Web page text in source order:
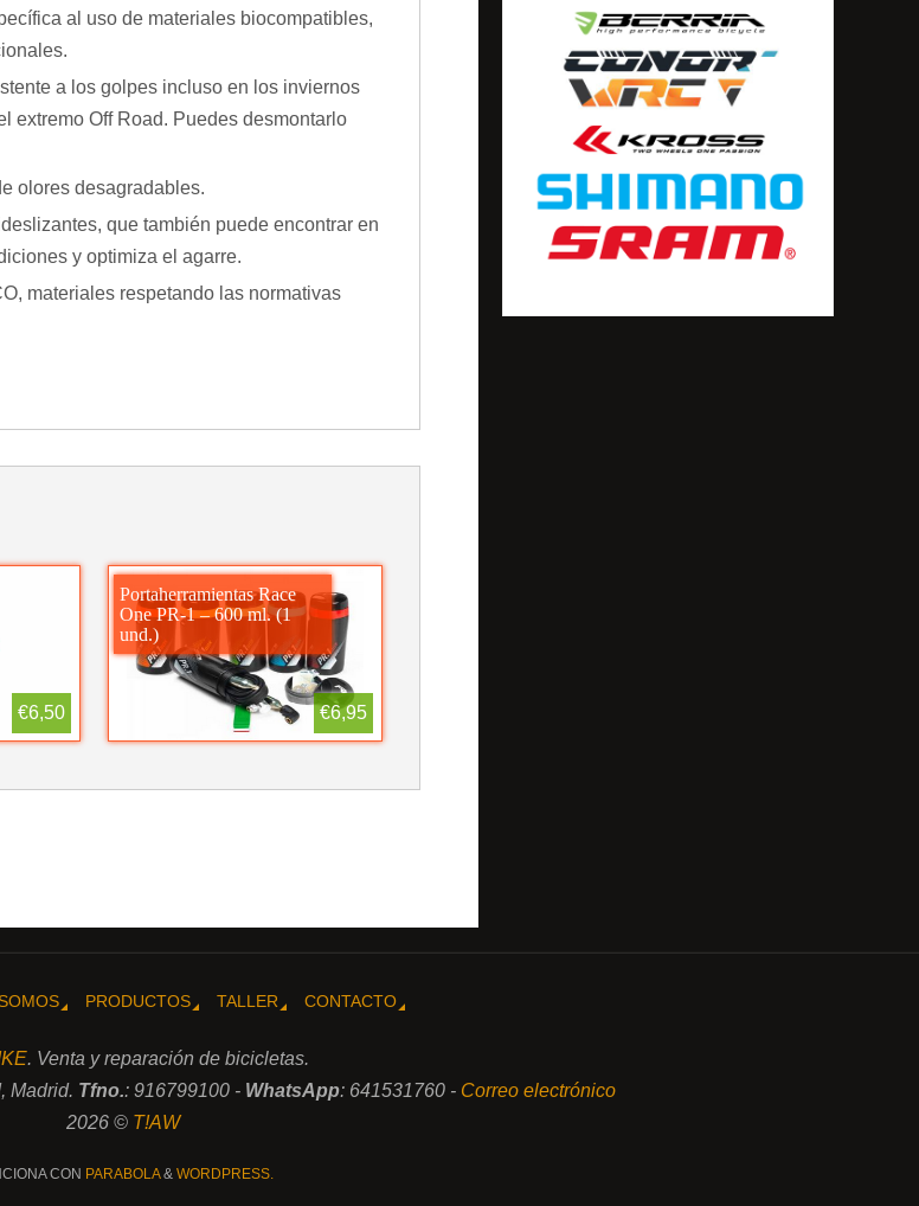
al uso de materiales biocompatibles,
a los golpes incluso en los inviernos
extremo Off Road. Puedes desmontarlo
olores desagradables.
que también puede encontrar en
y optimiza el agarre.
materiales respetando las normativas
€6,50
Portaherramientas Race
One PR-1 – 600 ml. (1
und.)
€6,95
PRODUCTOS TALLER CONTACTO
. Venta y reparación de bicicletas.
Madrid. Tfno.: 916799100 - WhatsApp: 641531760 - Correo electrónico
2026 © T!AW
CON PARABOLA& WORDPRESS.